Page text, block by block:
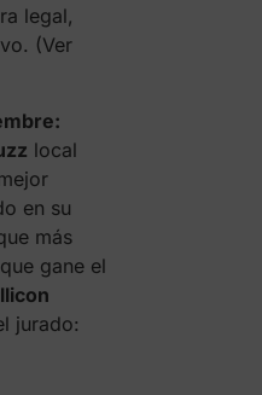
legal,
(Ver
local
en su
más
gane el
jurado: